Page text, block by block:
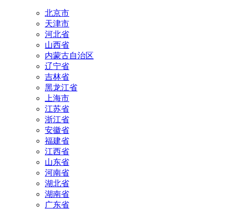
北京市
天津市
河北省
山西省
内蒙古自治区
辽宁省
吉林省
黑龙江省
上海市
江苏省
浙江省
安徽省
福建省
江西省
山东省
河南省
湖北省
湖南省
广东省